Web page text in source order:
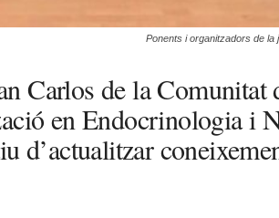
Ponents i organitzadors de
Carlos de la
en Endocrinologia i
d’actualitzar